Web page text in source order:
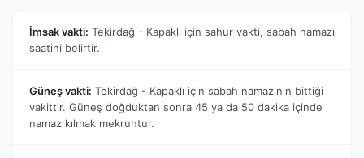
İmsak vakti: Tekirdağ - Kapaklı için sahur vakti, sabah namazı
saatini belirtir.
Güneş vakti: Tekirdağ - Kapaklı için sabah namazının bittiği
vakittir. Güneş doğduktan sonra 45 ya da 50 dakika içinde
namaz kılmak mekruhtur.